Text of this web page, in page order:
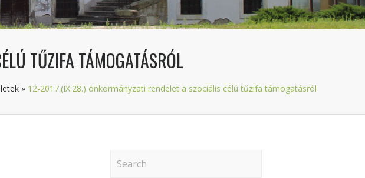
TŰZIFA TÁMOGATÁSRÓL
» 12-2017.(IX.28.) önkormányzati rendelet a szociális célú tűzifa támogatásról